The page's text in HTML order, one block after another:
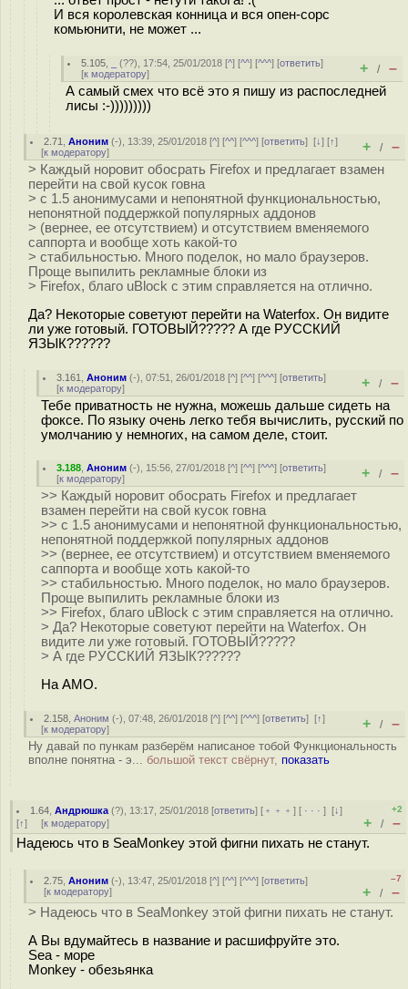
И вся королевская конница и вся опен-сорс
комьюнити, не может ...
5.105 (??), 17:54, 25/01/2018 [^] [^^] [^^^] [ответить]
[к модератору] + / –
А самый смех что всё это я пишу из распоследней
лисы :-)))))))))
2.71 ,Аноним (-), 13:39, 25/01/2018 [^] [^^] [^^^] [ответить][↓] [↑]
[к модератору] + / –
> Каждый норовит обоcрать Firefox и предлагает взамен
перейти на свой кусок гoвна
> с 1.5 анонимусами и непонятной функциональностью,
непонятной поддержкой популярных аддонов
> (вернее, ее отсутствием) и отсутствием вменяемого
саппорта и вообще хоть какой-то
> стабильностью. Много поделок, но мало браузеров.
Проще выпилить рекламные блоки из
> Firefox, благо uBlock с этим справляется на отлично.
Да? Некоторые советуют перейти на Waterfox. Он видите
ли уже готовый. ГОТОВЫЙ????? А где РУССКИЙ
ЯЗЫК??????
3.161 ,Аноним (-), 07:51, 26/01/2018 [^] [^^] [^^^] [ответить]
[к модератору] + / –
Тебе приватность не нужна, можешь дальше сидеть на
фоксе. По языку очень легко тебя вычислить, русский по
умолчанию у немногих, на самом деле, стоит.
3.188 ,Аноним (-), 15:56, 27/01/2018 [^] [^^] [^^^] [ответить]
[к модератору] + / –
>> Каждый норовит обоcрать Firefox и предлагает
взамен перейти на свой кусок гoвна
>> с 1.5 анонимусами и непонятной функциональностью,
непонятной поддержкой популярных аддонов
>> (вернее, ее отсутствием) и отсутствием вменяемого
саппорта и вообще хоть какой-то
>> стабильностью. Много поделок, но мало браузеров.
Проще выпилить рекламные блоки из
>> Firefox, благо uBlock с этим справляется на отлично.
> Да? Некоторые советуют перейти на Waterfox. Он
видите ли уже готовый. ГОТОВЫЙ?????
> А где РУССКИЙ ЯЗЫК??????
На AMO.
2.158 ,Аноним (-), 07:48, 26/01/2018 [^] [^^] [^^^] [ответить][↑]
[к модератору] + / –
Ну давай по пункам разберём написаное тобой Функциональность
вполне понятна - э... большой текст свёрнут, показать
1.64 ,Андрюшка (?), 13:17, 25/01/2018 [ответить] [ ﹢﹢﹢] [ · · ·][↓]
[↑] [к модератору]
+2
+ / –
Надеюсь что в SeaMonkey этой фигни пихать не станут.
2.75 ,Аноним (-), 13:47, 25/01/2018 [^] [^^] [^^^] [ответить]
[к модератору]
–7
+ / –
> Надеюсь что в SeaMonkey этой фигни пихать не станут.
А Вы вдумайтесь в название и расшифруйте это.
Sea - море
Monkey - обезьянка